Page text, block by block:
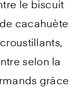
le biscuit
cacahuète
selon la
grâce